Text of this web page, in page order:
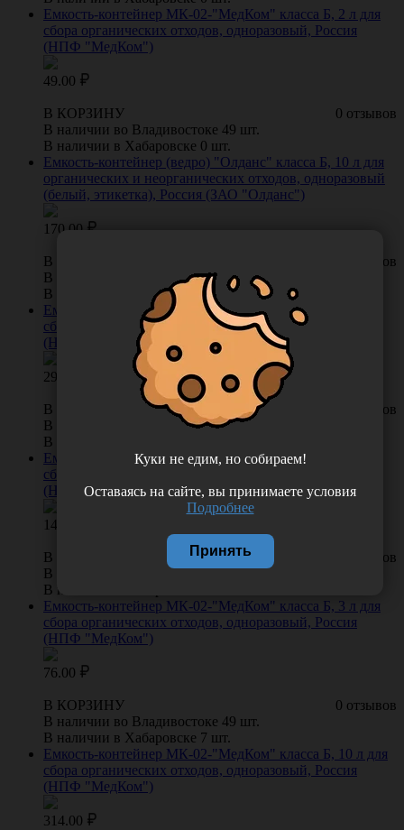
Емкость-контейнер МК-02-"МедКом" класса Б, 2 л для
сбора органических отходов, одноразовый, Россия
(НПФ "МедКом")
49.00
0 отзывов
В КОРЗИНУ
В наличии во Владивостоке 49 шт.
В наличии в Хабаровске 0 шт.
Емкость-контейнер (ведро) "Олданс" класса Б, 10 л для
органических и неорганических отходов, одноразовый
(белый, этикетка), Россия (ЗАО "Олданс")
170.00
0 отзывов
В КОРЗИНУ
В наличии во Владивостоке 11 шт.
В наличии в Хабаровске 0 шт.
Емкость-контейнер МК-02-"МедКом" класса Б, 1 л для
сбора органических отходов, одноразовый, Россия
(НПФ "МедКом")
29.00
0 отзывов
В КОРЗИНУ
В наличии во Владивостоке 87 шт.
В наличии в Хабаровске 11 шт.
Емкость-контейнер МК-02-"МедКом" класса Б, 6 л для
сбора органических отходов, одноразовый, Россия
(НПФ "МедКом")
141.00
0 отзывов
В КОРЗИНУ
В наличии во Владивостоке 45 шт.
В наличии в Хабаровске 9 шт.
Емкость-контейнер МК-02-"МедКом" класса Б, 3 л для
сбора органических отходов, одноразовый, Россия
(НПФ "МедКом")
76.00
0 отзывов
В КОРЗИНУ
В наличии во Владивостоке 49 шт.
В наличии в Хабаровске 7 шт.
Емкость-контейнер МК-02-"МедКом" класса Б, 10 л для
сбора органических отходов, одноразовый, Россия
(НПФ "МедКом")
314.00
Куки не едим, но собираем!
Оставаясь на сайте, вы принимаете условия
Подробнее
Принять